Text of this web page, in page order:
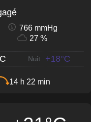
766 mmHg
27 %
Nuit +18°C
14 h 22 min